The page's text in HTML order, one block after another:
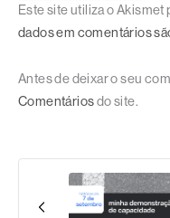
Este site utiliza o Akismet
dados em comentários
Antes de deixar o seu
Comentáriosdo site.